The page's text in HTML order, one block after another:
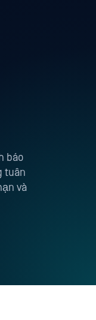
báo
tuân
và